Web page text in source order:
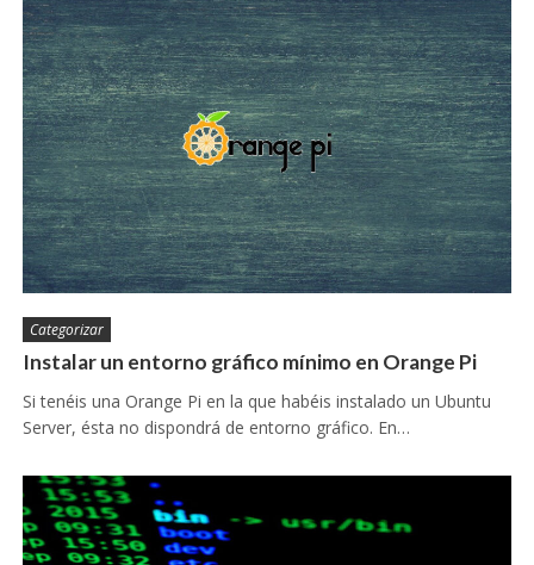
Categorizar
Instalar un entorno gráfico mínimo en Orange Pi
Si tenéis una Orange Pi en la que habéis instalado un Ubuntu
Server, ésta no dispondrá de entorno gráfico. En…